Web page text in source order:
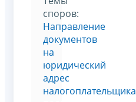
споров:
Направление
документов
на
юридический
адрес
налогоплательщика